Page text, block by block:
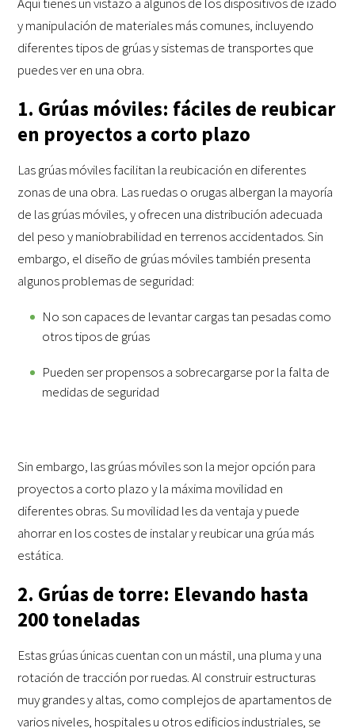
y manipulación de materiales más comunes, incluyendo
diferentes tipos de grúas y sistemas de transportes que
puedes ver en una obra.
1. Grúas móviles: fáciles de reubicar
en proyectos a corto plazo
Las grúas móviles facilitan la reubicación en diferentes
zonas de una obra. Las ruedas o orugas albergan la mayoría
de las grúas móviles, y ofrecen una distribución adecuada
del peso y maniobrabilidad en terrenos accidentados. Sin
embargo, el diseño de grúas móviles también presenta
algunos problemas de seguridad:
No son capaces de levantar cargas tan pesadas como
otros tipos de grúas
Pueden ser propensos a sobrecargarse por la falta de
medidas de seguridad
Sin embargo, las grúas móviles son la mejor opción para
proyectos a corto plazo y la máxima movilidad en
diferentes obras. Su movilidad les da ventaja y puede
ahorrar en los costes de instalar y reubicar una grúa más
estática.
2. Grúas de torre: Elevando hasta
200 toneladas
Estas grúas únicas cuentan con un mástil, una pluma y una
rotación de tracción por ruedas. Al construir estructuras
muy grandes y altas, como complejos de apartamentos de
varios niveles, hospitales u otros edificios industriales, se